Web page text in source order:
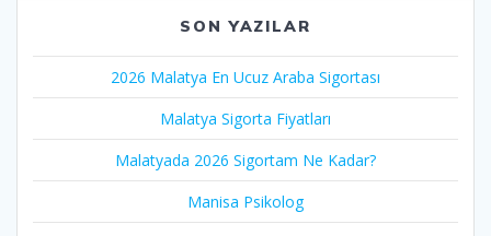
SON YAZILAR
2026 Malatya En Ucuz Araba Sigortası
Malatya Sigorta Fiyatları
Malatyada 2026 Sigortam Ne Kadar?
Manisa Psikolog